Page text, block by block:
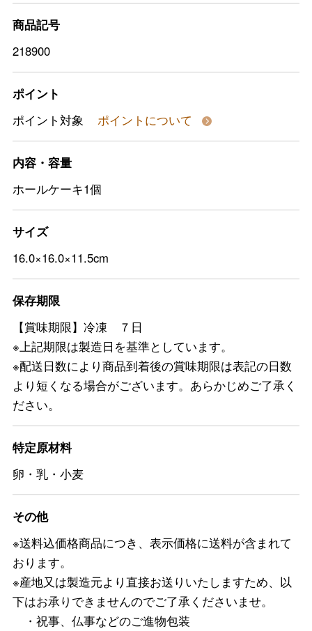
商品記号
218900
ポイント
ポイント対象
ポイントについて
内容・容量
ホールケーキ1個
サイズ
16.0×16.0×11.5cm
保存期限
【賞味期限】冷凍 ７日
※上記期限は製造日を基準としています。
※配送日数により商品到着後の賞味期限は表記の日数
より短くなる場合がございます。あらかじめご了承く
ださい。
特定原材料
卵・乳・小麦
その他
※送料込価格商品につき、表示価格に送料が含まれて
おります。
※産地又は製造元より直接お送りいたしますため、以
下はお承りできませんのでご了承くださいませ。
・祝事、仏事などのご進物包装